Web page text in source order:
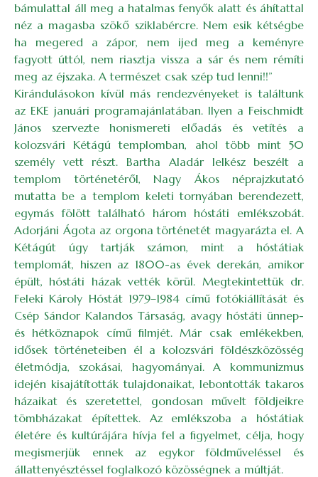
bámulattal áll meg a hatalmas fenyők alatt és áhítattal
néz a magasba szökő sziklabércre. Nem esik kétségbe
ha megered a zápor, nem ijed meg a keményre
fagyott úttól, nem riasztja vissza a sár és nem rémíti
meg az éjszaka. A természet csak szép tud lenni!!”
Kirándulásokon kívül más rendezvényeket is találtunk
az EKE januári programajánlatában. Ilyen a Feischmidt
János szervezte honismereti előadás és vetítés a
kolozsvári Kétágú templomban, ahol több mint 50
személy vett részt. Bartha Aladár lelkész beszélt a
templom történetéről, Nagy Ákos néprajzkutató
mutatta be a templom keleti tornyában berendezett,
egymás fölött található három hóstáti emlékszobát.
Adorjáni Ágota az orgona történetét magyarázta el. A
Kétágút úgy tartják számon, mint a hóstátiak
templomát, hiszen az 1800-as évek derekán, amikor
épült, hóstáti házak vették körül. Megtekintettük dr.
Feleki Károly Hóstát 1979–1984 című fotókiállítását és
Csép Sándor Kalandos Társaság, avagy hóstáti ünnep-
és hétköznapok című filmjét. Már csak emlékekben,
idősek történeteiben él a kolozsvári földészközösség
életmódja, szokásai, hagyományai. A kommunizmus
idején kisajátították tulajdonaikat, lebontották takaros
házaikat és szeretettel, gondosan művelt földjeikre
tömbházakat építettek. Az emlékszoba a hóstátiak
életére és kultúrájára hívja fel a figyelmet, célja, hogy
megismerjük ennek az egykor földműveléssel és
állattenyésztéssel foglalkozó közösségnek a múltját.